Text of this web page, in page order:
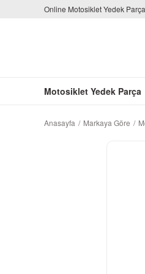
Online Motosiklet Yedek
Motosiklet Yedek Parça
Anasayfa Markaya Göre